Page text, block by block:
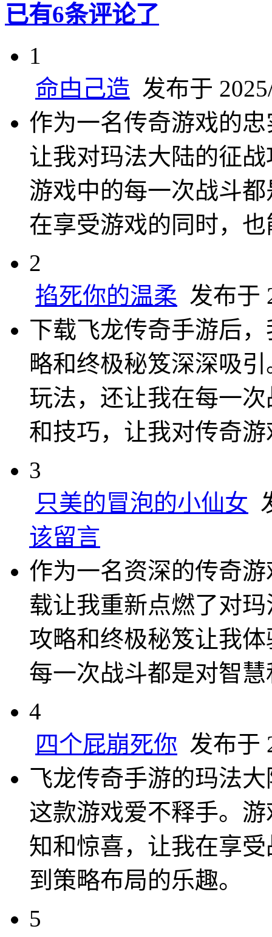
已有6条评论了
1
命甴己造 发布于
作为一名传奇游戏的
让我对玛法大陆的征
游戏中的每一次战斗
在享受游戏的同时，
2
掐死你的温柔 发布于
下载飞龙传奇手游后
略和终极秘笈深深吸
玩法，还让我在每一
和技巧，让我对传奇
3
只美的冒泡的小仙女
该留言
作为一名资深的传奇
载让我重新点燃了对
攻略和终极秘笈让我
每一次战斗都是对智
4
四个屁崩死你 发布于
飞龙传奇手游的玛法
这款游戏爱不释手。
知和惊喜，让我在享
到策略布局的乐趣。
5